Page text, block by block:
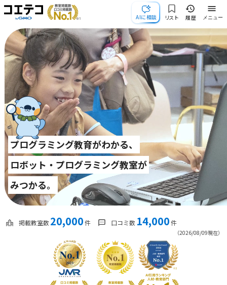
AIに相談 リスト 履歴 メニュー
プログラミング教育がわかる、
ロボット・プログラミング教室が
みつかる。
掲載教室数 20,000件 口コミ数 14,000件
（2026/08/09現在）